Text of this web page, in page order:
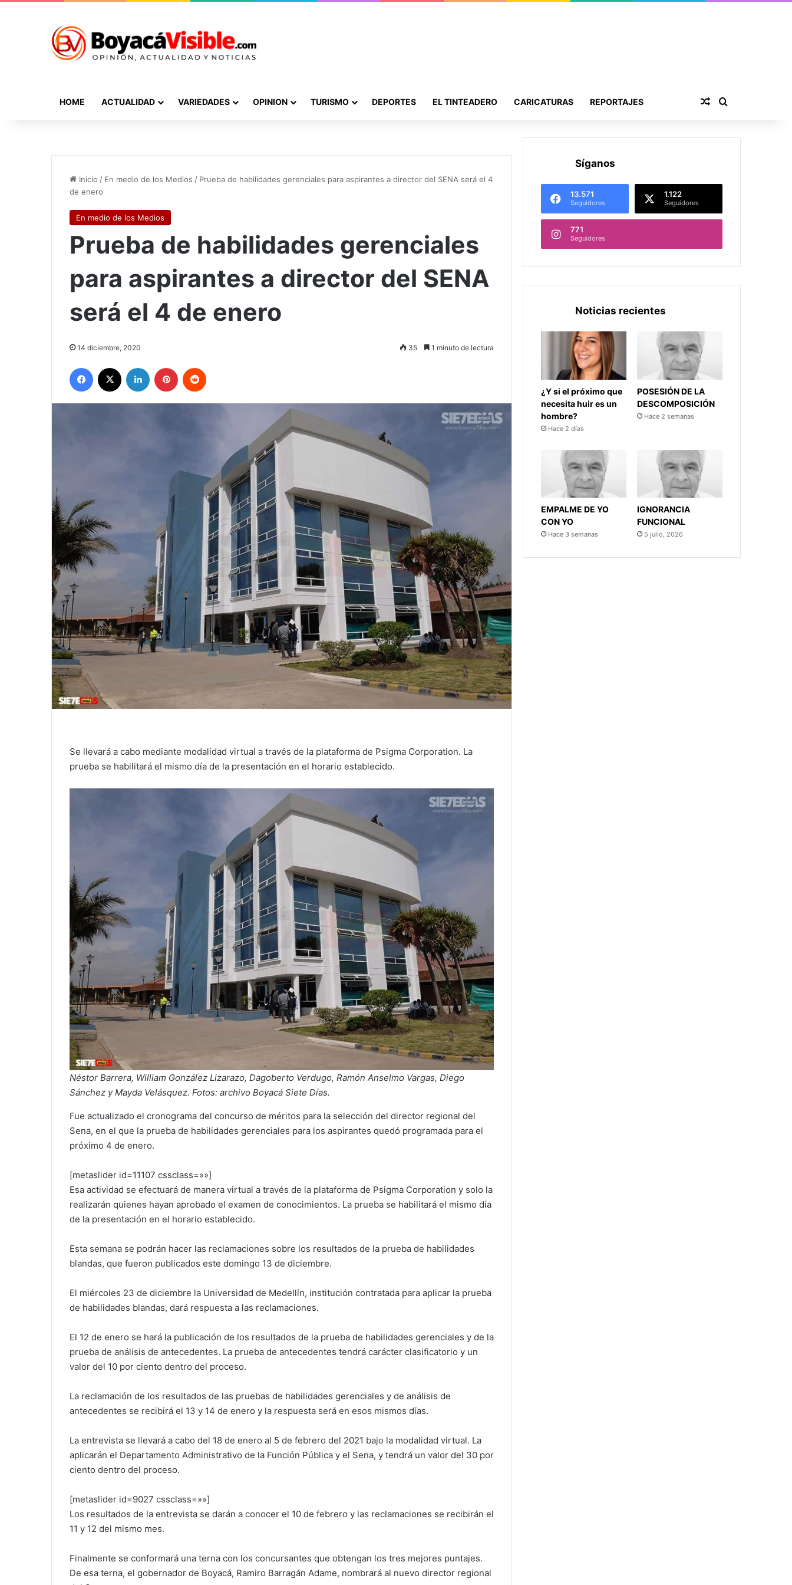
HOME ACTUALIDAD VARIEDADES OPINION TURISMO DEPORTES EL TINTEADERO CARICATURAS REPORTAJES Publicación al
Inicio / En medio de los Medios / Prueba de habilidades gerenciales para aspirantes a director del SENA será el 4
de enero
En medio de los Medios
Prueba de habilidades gerenciales
para aspirantes a director del SENA
será el 4 de enero
14 diciembre, 2020 35 1 minuto de lectura
Facebook LinkedIn Pinterest
Se llevará a cabo mediante modalidad virtual a través de la plataforma de Psigma Corporation. La
prueba se habilitará el mismo día de la presentación en el horario establecido.
Néstor Barrera, William González Lizarazo, Dagoberto Verdugo, Ramón Anselmo Vargas, Diego
Sánchez y Mayda Velásquez. Fotos: archivo Boyacá Siete Días.
Fue actualizado el cronograma del concurso de méritos para la selección del director regional del
Sena, en el que la prueba de habilidades gerenciales para los aspirantes quedó programada para el
próximo 4 de enero.
[metaslider id=11107 cssclass=»»]
Esa actividad se efectuará de manera virtual a través de la plataforma de Psigma Corporation y solo la
realizarán quienes hayan aprobado el examen de conocimientos. La prueba se habilitará el mismo día
de la presentación en el horario establecido.
Esta semana se podrán hacer las reclamaciones sobre los resultados de la prueba de habilidades
blandas, que fueron publicados este domingo 13 de diciembre.
El miércoles 23 de diciembre la Universidad de Medellín, institución contratada para aplicar la prueba
de habilidades blandas, dará respuesta a las reclamaciones.
El 12 de enero se hará la publicación de los resultados de la prueba de habilidades gerenciales y de la
prueba de análisis de antecedentes. La prueba de antecedentes tendrá carácter clasificatorio y un
valor del 10 por ciento dentro del proceso.
La reclamación de los resultados de las pruebas de habilidades gerenciales y de análisis de
antecedentes se recibirá el 13 y 14 de enero y la respuesta será en esos mismos días.
La entrevista se llevará a cabo del 18 de enero al 5 de febrero del 2021 bajo la modalidad virtual. La
aplicarán el Departamento Administrativo de la Función Pública y el Sena, y tendrá un valor del 30 por
ciento dentro del proceso.
[metaslider id=9027 cssclass=»»]
Los resultados de la entrevista se darán a conocer el 10 de febrero y las reclamaciones se recibirán el
11 y 12 del mismo mes.
Finalmente se conformará una terna con los concursantes que obtengan los tres mejores puntajes.
De esa terna, el gobernador de Boyacá, Ramiro Barragán Adame, nombrará al nuevo director regional
Síganos
13.571
Seguidores
1.122
Seguidores
771
Seguidores
Noticias recientes
¿Y si el próximo que
necesita huir es un
hombre?
Hace 2 días
POSESIÓN DE LA
DESCOMPOSICIÓN
Hace 2 semanas
EMPALME DE YO
CON YO
Hace 3 semanas
IGNORANCIA
FUNCIONAL
5 julio, 2026